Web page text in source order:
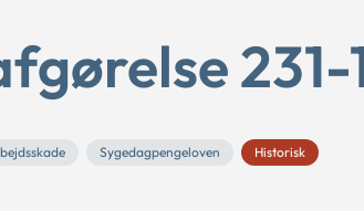
231-
Sygedagpengeloven Historisk